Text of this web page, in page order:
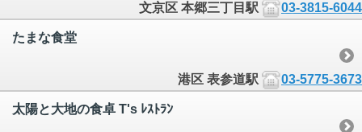
文京区 本郷三丁目駅 03-3815-6044
たまな食堂
港区 表参道駅 03-5775-3673
太陽と大地の食卓 T's ﾚｽﾄﾗﾝ